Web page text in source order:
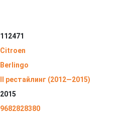
112471
Citroen
Berlingo
II рестайлинг (2012—2015)
2015
9682828380